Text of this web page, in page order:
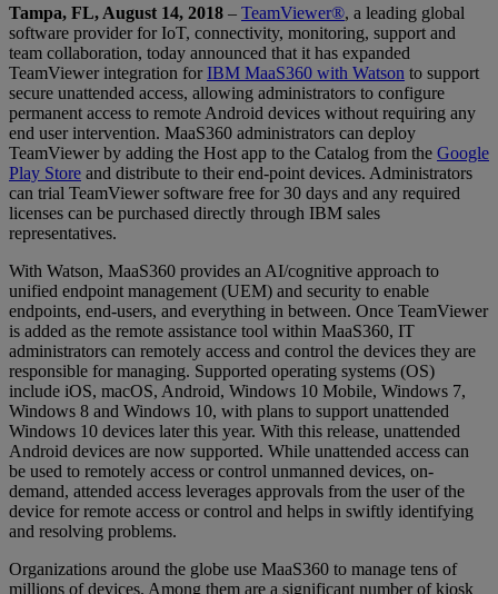
Tampa, FL, August 14, 2018 – TeamViewer®, a leading global
software provider for IoT, connectivity, monitoring, support and
team collaboration, today announced that it has expanded
TeamViewer integration forIBM MaaS360 with Watson to support
secure unattended access, allowing administrators to configure
permanent access to remote Android devices without requiring any
end user intervention. MaaS360 administrators can deploy
TeamViewer by adding the Host app to the Catalog from the Google
Play Store and distribute to their end-point devices. Administrators
can trial TeamViewer software free for 30 days and any required
licenses can be purchased directly through IBM sales
representatives.
With Watson, MaaS360 provides an AI/cognitive approach to
unified endpoint management (UEM) and security to enable
endpoints, end-users, and everything in between. Once TeamViewer
is added as the remote assistance tool within MaaS360, IT
administrators can remotely access and control the devices they are
responsible for managing. Supported operating systems (OS)
include iOS, macOS, Android, Windows 10 Mobile, Windows 7,
Windows 8 and Windows 10, with plans to support unattended
Windows 10 devices later this year. With this release, unattended
Android devices are now supported. While unattended access can
be used to remotely access or control unmanned devices, on-
demand, attended access leverages approvals from the user of the
device for remote access or control and helps in swiftly identifying
and resolving problems.
Organizations around the globe use MaaS360 to manage tens of
millions of devices. Among them are a significant number of kiosk